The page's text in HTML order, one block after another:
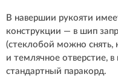
В навершии рукояти
конструкции — в шип
(стеклобой можно снять,
и темлячное отверстие,
стандартный паракорд.